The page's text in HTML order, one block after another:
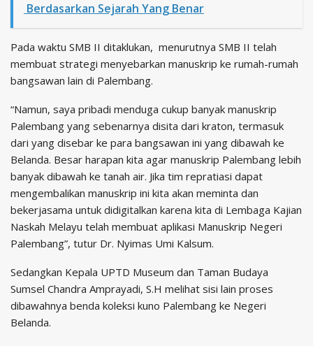
Berdasarkan Sejarah Yang Benar
Pada waktu SMB II ditaklukan, menurutnya SMB II telah
membuat strategi menyebarkan manuskrip ke rumah-rumah
bangsawan lain di Palembang.
“Namun, saya pribadi menduga cukup banyak manuskrip
Palembang yang sebenarnya disita dari kraton, termasuk
dari yang disebar ke para bangsawan ini yang dibawah ke
Belanda. Besar harapan kita agar manuskrip Palembang lebih
banyak dibawah ke tanah air. Jika tim repratiasi dapat
mengembalikan manuskrip ini kita akan meminta dan
bekerjasama untuk didigitalkan karena kita di Lembaga Kajian
Naskah Melayu telah membuat aplikasi Manuskrip Negeri
Palembang”, tutur Dr. Nyimas Umi Kalsum.
Sedangkan Kepala UPTD Museum dan Taman Budaya
Sumsel Chandra Amprayadi, S.H melihat sisi lain proses
dibawahnya benda koleksi kuno Palembang ke Negeri
Belanda.